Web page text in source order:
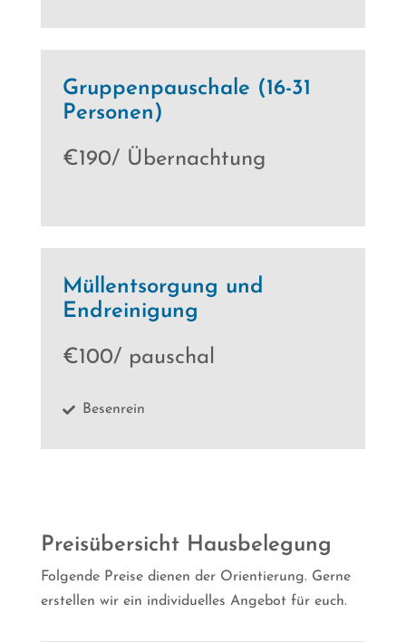
Gruppenpauschale (16-31
Personen)
€190/ Übernachtung
Müllentsorgung und
Endreinigung
€100/ pauschal
 Besenrein
Preisübersicht Hausbelegung
Folgende Preise dienen der Orientierung. Gerne
erstellen wir ein individuelles Angebot für euch.